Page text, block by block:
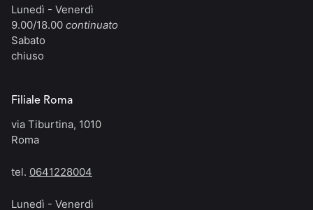
Lunedì - Venerdì
9.00/18.00 continuato
Sabato
chiuso
Filiale Roma
via Tiburtina, 1010
Roma
tel. 0641228004
Lunedì - Venerdì